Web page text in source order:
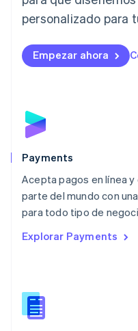
personalizado para
Empezar ahora
Payments
Acepta pagos en línea
parte del mundo con
para todo tipo de
Explorar Payments
Liechtenstein
DeutschEnglish
English
Luxemburgo
Malta
English
Español
English
Nueva Zelandia
English
NederlandsEnglish
Português
RAE de Hong Kong,